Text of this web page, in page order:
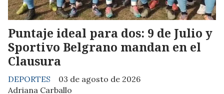
Puntaje ideal para dos: 9 de Julio y
Sportivo Belgrano mandan en el
Clausura
Adriana Carballo
DEPORTES 03 de agosto de 2026